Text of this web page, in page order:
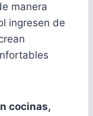
manera
ingresen de
cocinas,